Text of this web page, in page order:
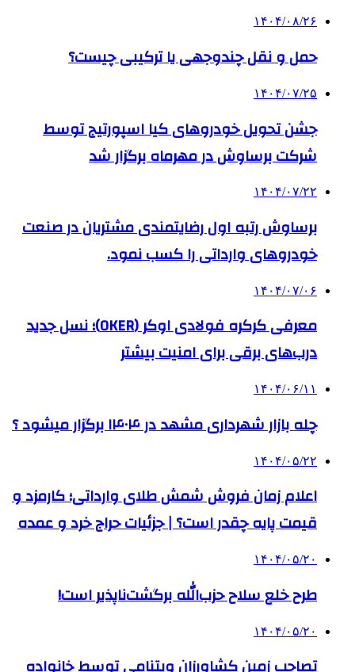
۱۴۰۴/۰۸/۲۶
حمل و نقل چندوجهی یا ترکیبی چیست؟
۱۴۰۴/۰۷/۲۵
جشن تحویل خودروهای کیا اسپورتیج توسط
شرکت برساوش در مهرماه برگزار شد
۱۴۰۴/۰۷/۲۲
برساوش رتبه اول رضایتمندی مشتریان در صنعت
خودروهای وارداتی را کسب نمود.
۱۴۰۴/۰۷/۰۶
معرفی کرکره فولادی اوکر (OKER)؛ نسل جدید
درب‌های برقی برای امنیت بیشتر
۱۴۰۴/۰۶/۱۱
چله بازار شهرداری مشهد در ۱۴۰۴ برگزار میشود ؟
۱۴۰۴/۰۵/۲۲
اعلام زمان فروش شمش طلای وارداتی؛ کارمزد و
قیمت پایه چقدر است؟ | جزئیات حراج خرد و عمده
۱۴۰۴/۰۵/۲۰
طرح خلع سلاح حزب‌الله برگشت‌ناپذیر است!
۱۴۰۴/۰۵/۲۰